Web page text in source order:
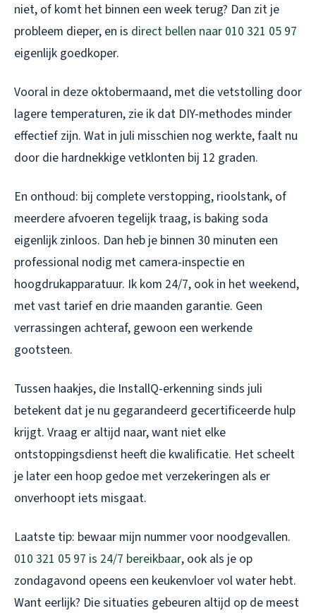
niet, of komt het binnen een week terug? Dan zit je
probleem dieper, en is direct bellen naar 010 321 05 97
eigenlijk goedkoper.
Vooral in deze oktobermaand, met die vetstolling door
lagere temperaturen, zie ik dat DIY-methodes minder
effectief zijn. Wat in juli misschien nog werkte, faalt nu
door die hardnekkige vetklonten bij 12 graden.
En onthoud: bij complete verstopping, rioolstank, of
meerdere afvoeren tegelijk traag, is baking soda
eigenlijk zinloos. Dan heb je binnen 30 minuten een
professional nodig met camera-inspectie en
hoogdrukapparatuur. Ik kom 24/7, ook in het weekend,
met vast tarief en drie maanden garantie. Geen
verrassingen achteraf, gewoon een werkende
gootsteen.
Tussen haakjes, die InstallQ-erkenning sinds juli
betekent dat je nu gegarandeerd gecertificeerde hulp
krijgt. Vraag er altijd naar, want niet elke
ontstoppingsdienst heeft die kwalificatie. Het scheelt
je later een hoop gedoe met verzekeringen als er
onverhoopt iets misgaat.
Laatste tip: bewaar mijn nummer voor noodgevallen.
010 321 05 97 is 24/7 bereikbaar, ook als je op
zondagavond opeens een keukenvloer vol water hebt.
Want eerlijk? Die situaties gebeuren altijd op de meest